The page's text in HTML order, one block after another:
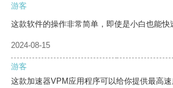
游客
这款软件的操作非常简单，即使是小白也能快
2024-08-15
游客
这款加速器VPM应用程序可以给你提供最高